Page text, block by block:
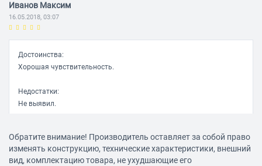
Иванов Максим
16.05.2018, 03:07
Достоинства:
Хорошая чувствительность.
Недостатки:
Не выявил.
Сразу скажу, опыт эксплуатации 2 дня, по истечении месяца -
дополню отзыв (дополнил, см. ниже).
Обратите внимание! Производитель оставляет за собой право
изменять конструкцию, технические характеристики, внешний
вид, комплектацию товара, не ухудшающие его